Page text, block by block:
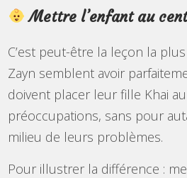
Mettre l’enfant au
C’est peut-être la leçon la
Zayn semblent avoir
doivent placer leur fille Khai
préoccupations, sans pour
milieu de leurs problèmes.
Pour illustrer la différence :